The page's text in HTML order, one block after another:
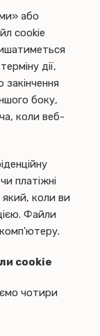
або
cookie
дії,
боку,
коли веб-
платіжні
коли ви
Файли
cookie
чотири